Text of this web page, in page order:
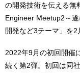
の開発技術を伝える無
Engineer Meetup2～
開発など3テーマ」を2
2022年9月の初回開催
続く第2弾。初回は同社